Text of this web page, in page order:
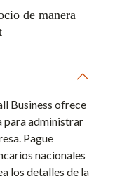
de manera
Business ofrece
para administrar
Pague
nacionales
los detalles de la